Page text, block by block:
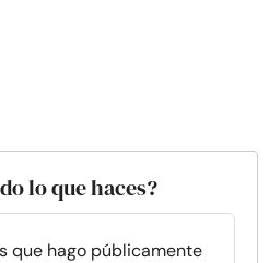
lo que haces?
que hago públicamente